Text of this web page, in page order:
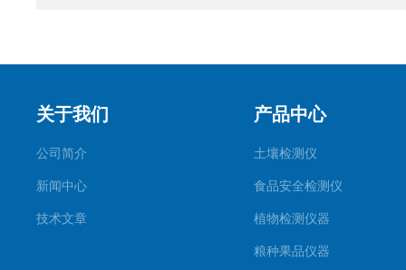
关于我们
公司简介
新闻中心
技术文章
产品中心
土壤检测仪
食品安全检测仪
植物检测仪器
粮种果品仪器